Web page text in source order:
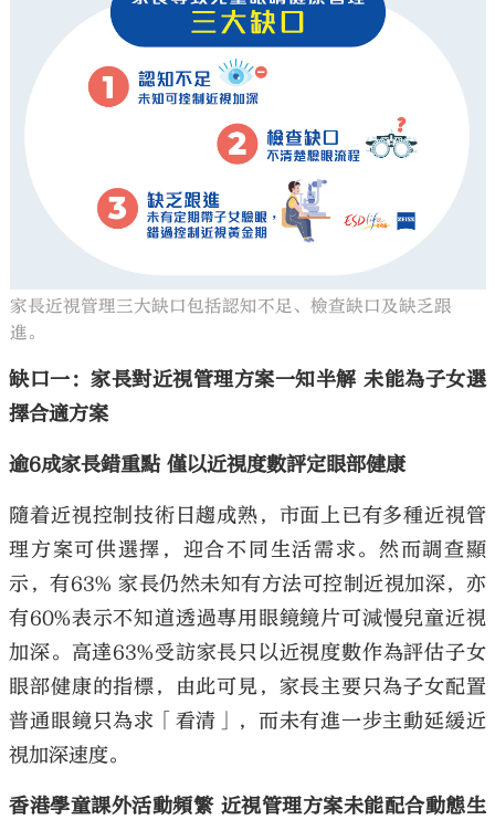
家長近視管理三大缺口包括認知不足、檢查缺口及缺乏跟
進。
缺口一：家長對近視管理方案一知半解 未能為子女選
擇合適方案
逾6成家長錯重點 僅以近視度數評定眼部健康
隨着近視控制技術日趨成熟，市面上已有多種近視管
理方案可供選擇，迎合不同生活需求。然而調查顯
示，有63% 家長仍然未知有方法可控制近視加深，亦
有60%表示不知道透過專用眼鏡鏡片可減慢兒童近視
加深。高達63%受訪家長只以近視度數作為評估子女
眼部健康的指標，由此可見，家長主要只為子女配置
普通眼鏡只為求「看清」，而未有進一步主動延緩近
視加深速度。
香港學童課外活動頻繁 近視管理方案未能配合動態生